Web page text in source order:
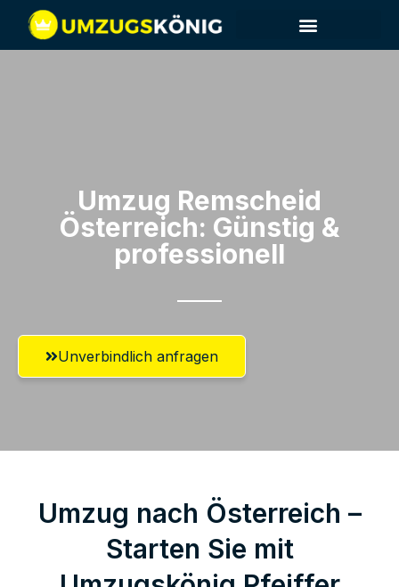
Umzug Remscheid​
Österreich: Günstig &
professionell​
Unverbindlich anfragen
Umzug nach Österreich –
Starten Sie mit